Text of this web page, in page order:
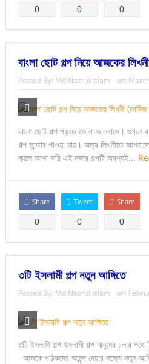
0 0 0
বাংলা ছোট গল্প নিয়ে আজকের
Posted By: Md Nazrul Islam on:
বাংলা ছোট গল্প পড়তে কে না ভালবাসে। গুগলে
গল্প ভান্ডার পাওয়া যায়। অত্র লিখনীতে
মহলে আশা করি এই মজার গল্পটি অবশ্যই...
Share
0
Tweet
0
Share
0
৩টি ইসলামী গল্প নতুন আঙ্গিতে
Posted By: Md Nazrul Islam on:
৩টি ইসলামী গল্প ইসলামী গল্প মানুষের চলার পথে
আজকে পাঠকদের আনন্দ দেয়ার লক্ষ্যে নতুন